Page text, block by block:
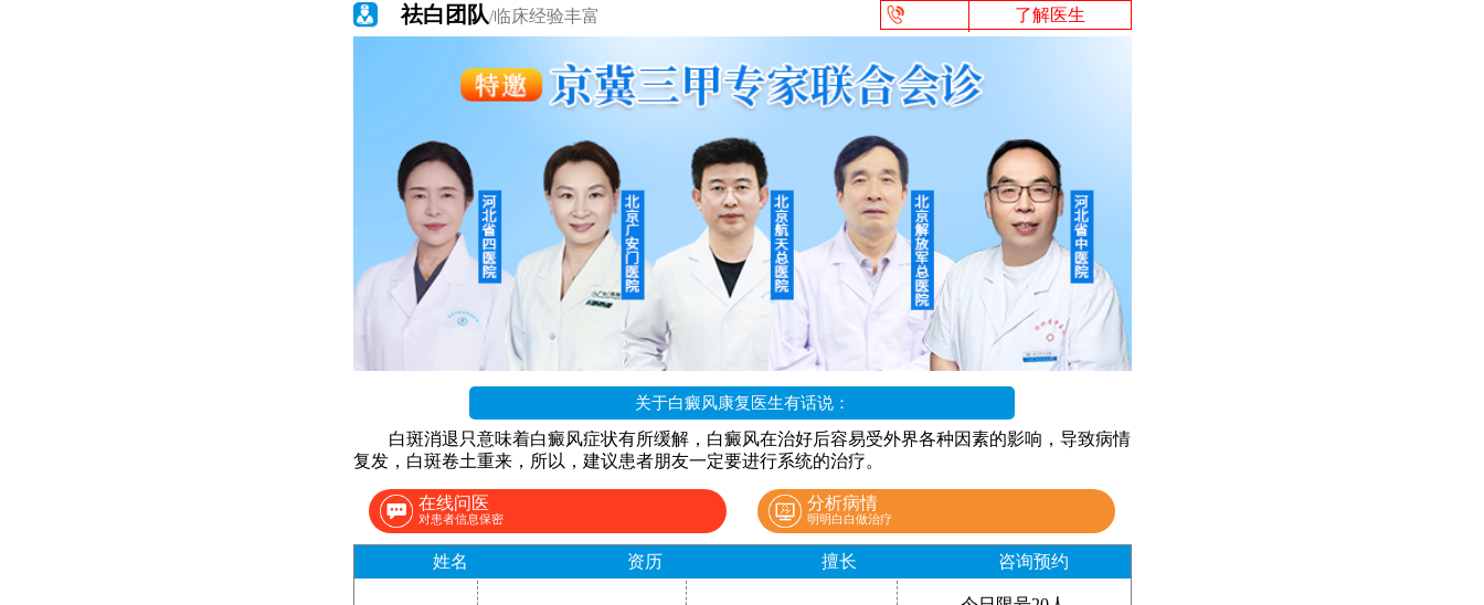
祛白团队/临床经验丰富 了解医生
关于白癜风康复医生有话说：
白斑消退只意味着白癜风症状有所缓解，白癜风在治好后容易受外界各种因素的影响，导致病情
复发，白斑卷土重来，所以，建议患者朋友一定要进行系统的治疗。
在线问医
对患者信息保密
分析病情
明明白白做治疗
姓名 资历 擅长 咨询预约